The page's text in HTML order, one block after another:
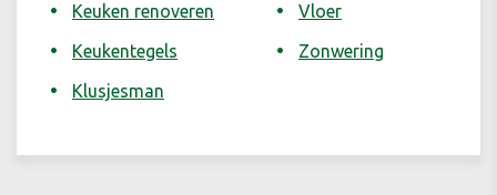
Keuken renoveren
Keukentegels
Klusjesman
Vloer
Zonwering